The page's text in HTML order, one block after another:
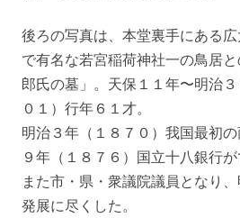
後ろの写真は、本堂裏手にある広
で有名な若宮稲荷神社一の鳥居
郎氏の墓」。天保１１年〜明治
０１）行年６１才。
明治３年（１８７０）我国最初
９年（１８７６）国立十八銀行が
また市・県・衆議院議員となり
発展に尽くした。